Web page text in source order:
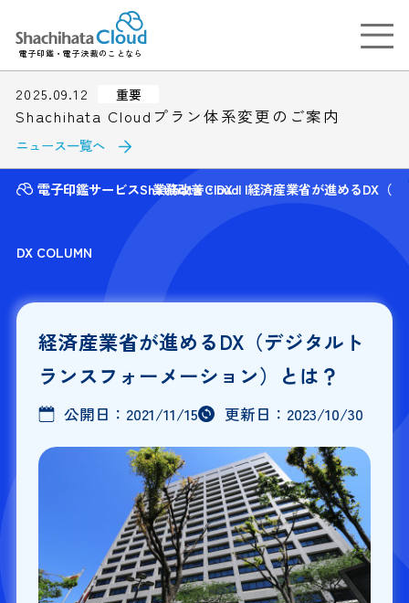
電子印鑑・電子決裁のことなら
2025.09.12 重要
Shachihata Cloudプラン体系変更のご案内
ニュース一覧へ
電子印鑑サービスShatihata Cloud
業務改善・DX 経済産業省が進めるDX（
DX COLUMN
経済産業省が進めるDX（デジタルト
ランスフォーメーション）とは？
公開日： 2021/11/15 更新日： 2023/10/30